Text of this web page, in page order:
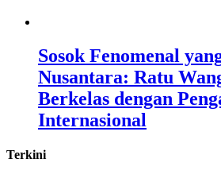
Sosok Fenomenal
Nusantara: Ratu
Berkelas dengan
Internasional
Terkini